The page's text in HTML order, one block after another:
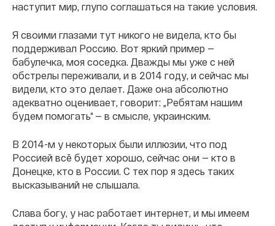
наступит мир, глупо соглашаться на такие условия.
Я своими глазами тут никого не видела, кто бы
поддерживал Россию. Вот яркий пример —
бабулечка, моя соседка. Дважды мы уже с ней
обстрелы переживали, и в 2014 году, и сейчас мы
видели, кто это делает. Даже она абсолютно
адекватно оценивает, говорит: „Ребятам нашим
будем помогать“ — в смысле, украинским.
В 2014-м у некоторых были иллюзии, что под
Россией всë будет хорошо, сейчас они — кто в
Донецке, кто в России. С тех пор я здесь таких
высказываний не слышала.
Слава богу, у нас работает интернет, и мы имеем